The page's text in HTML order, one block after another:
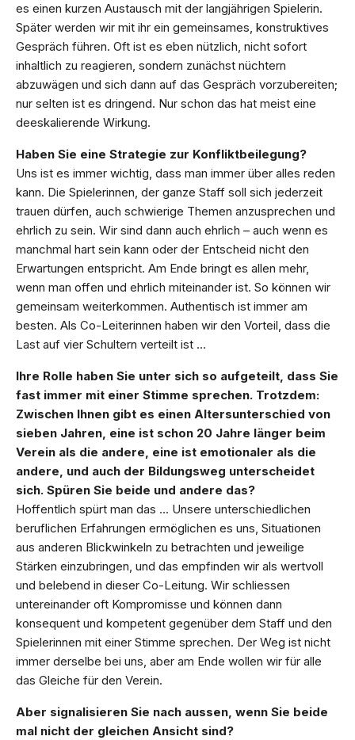
es einen kurzen Austausch mit der langjährigen Spielerin.
Später werden wir mit ihr ein gemeinsames, konstruktives
Gespräch führen. Oft ist es eben nützlich, nicht sofort
inhaltlich zu reagieren, sondern zunächst nüchtern
abzuwägen und sich dann auf das Gespräch vorzubereiten;
nur selten ist es dringend. Nur schon das hat meist eine
deeskalierende Wirkung.
Haben Sie eine Strategie zur Konfliktbeilegung?
Uns ist es immer wichtig, dass man immer über alles reden
kann. Die Spielerinnen, der ganze Staff soll sich jederzeit
trauen dürfen, auch schwierige Themen anzusprechen und
ehrlich zu sein. Wir sind dann auch ehrlich – auch wenn es
manchmal hart sein kann oder der Entscheid nicht den
Erwartungen entspricht. Am Ende bringt es allen mehr,
wenn man offen und ehrlich miteinander ist. So können wir
gemeinsam weiterkommen. Authentisch ist immer am
besten. Als Co-Leiterinnen haben wir den Vorteil, dass die
Last auf vier Schultern verteilt ist …
Ihre Rolle haben Sie unter sich so aufgeteilt, dass Sie
fast immer mit einer Stimme sprechen. Trotzdem:
Zwischen Ihnen gibt es einen Altersunterschied von
sieben Jahren, eine ist schon 20 Jahre länger beim
Verein als die andere, eine ist emotionaler als die
andere, und auch der Bildungsweg unterscheidet
sich. Spüren Sie beide und andere das?
Hoffentlich spürt man das … Unsere unterschiedlichen
beruflichen Erfahrungen ermöglichen es uns, Situationen
aus anderen Blickwinkeln zu betrachten und jeweilige
Stärken einzubringen, und das empfinden wir als wertvoll
und belebend in dieser Co-Leitung. Wir schliessen
untereinander oft Kompromisse und können dann
konsequent und kompetent gegenüber dem Staff und den
Spielerinnen mit einer Stimme sprechen. Der Weg ist nicht
immer derselbe bei uns, aber am Ende wollen wir für alle
das Gleiche für den Verein.
Aber signalisieren Sie nach aussen, wenn Sie beide
mal nicht der gleichen Ansicht sind?